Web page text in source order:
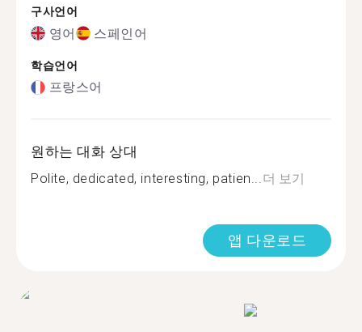
구사언어
영어 스페인어
학습언어
프랑스어
원하는 대화 상대
Polite, dedicated, interesting, patien...더 보기
앱 다운로드